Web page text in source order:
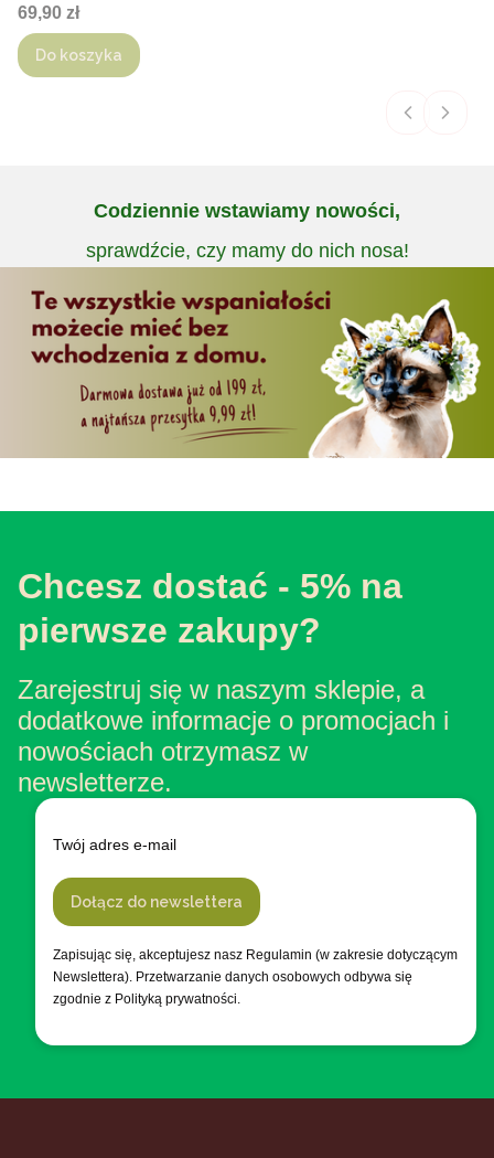
Cena
69,90 zł
Do koszyka
Codziennie wstawiamy nowości,
sprawdźcie, czy mamy do nich nosa!
Chcesz dostać - 5% na
pierwsze zakupy?
Zarejestruj się w naszym sklepie, a
dodatkowe informacje o promocjach i
nowościach otrzymasz w
newsletterze.
Twój adres e-mail
Dołącz do newslettera
Zapisując się, akceptujesz nasz Regulamin (w zakresie dotyczącym
Newslettera). Przetwarzanie danych osobowych odbywa się
zgodnie z Polityką prywatności.